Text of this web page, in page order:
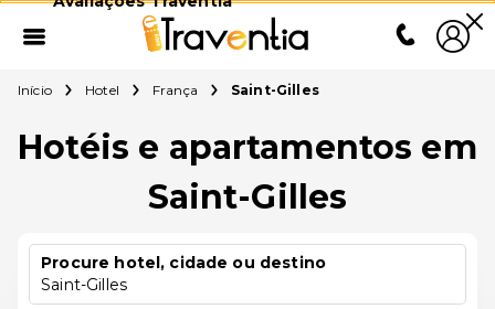
Início Hotel França Saint-Gilles
Hotéis e apartamentos em
Saint-Gilles
Procure hotel, cidade ou destino
Saint-Gilles